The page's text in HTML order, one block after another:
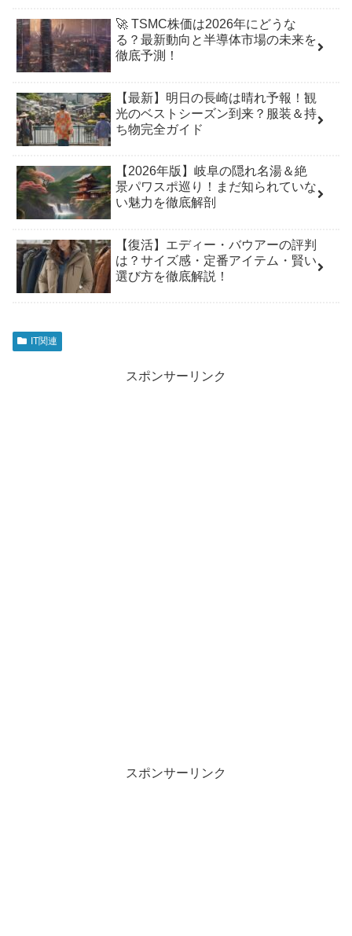
🚀 TSMC株価は2026年にどうな
る？最新動向と半導体市場の未来を
徹底予測！
【最新】明日の長崎は晴れ予報！観
光のベストシーズン到来？服装＆持
ち物完全ガイド
【2026年版】岐阜の隠れ名湯＆絶
景パワスポ巡り！まだ知られていな
い魅力を徹底解剖
【復活】エディー・バウアーの評判
は？サイズ感・定番アイテム・賢い
選び方を徹底解説！
IT関連
スポンサーリンク
スポンサーリンク